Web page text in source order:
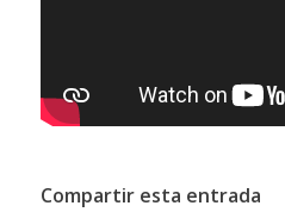
Compartir esta entrada